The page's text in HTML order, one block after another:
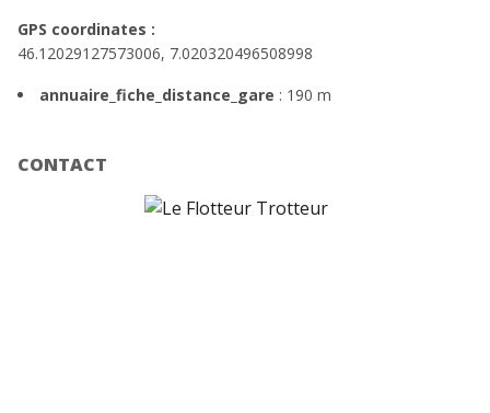
GPS coordinates :
46.12029127573006, 7.020320496508998
annuaire_fiche_distance_gare : 190 m
CONTACT